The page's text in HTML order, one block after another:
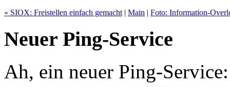
« SIOX: Freistellen einfach gemacht | Main | Foto: Information-
Neuer Ping-Service
Ah, ein neuer Ping-